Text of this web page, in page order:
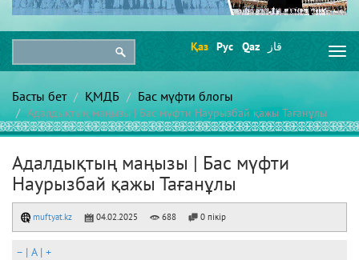
Қаз Рус Qaz قاز
Басты бет ҚМДБ Бас мүфти блогы
Адалдықтың маңызы | Бас мүфти Наурызбай қажы Тағанұлы
Адалдықтың маңызы | Бас мүфти
Наурызбай қажы Тағанұлы
muftyat.kz 04.02.2025 688 0 пікір
– | A| +